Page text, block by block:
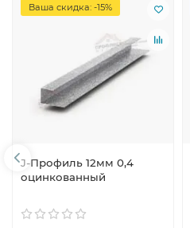
Ваша скидка: -15%
J-Профиль 12мм 0,4
оцинкованный